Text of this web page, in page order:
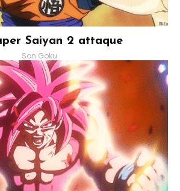
Saiyan 2 attaque
Son Goku